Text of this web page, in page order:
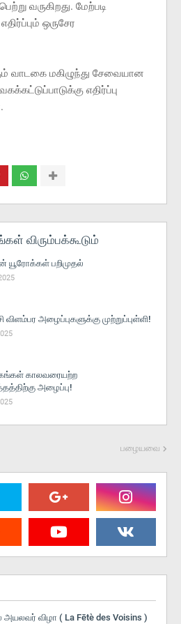
வருகிறது. மேற்படி
ஒருசேர
வாடகை மகிழுந்து சேவையான
எதிர்ப்பு
விரும்பக்கூடும்
யூரோக்கள் பறிமுதல்
அழைப்புகளுக்கு முற்றுப்புள்ளி!
காலவரையற்ற
அழைப்பு!
பழையவை
அயலவர் விழா ( La Fētè des Voisins )